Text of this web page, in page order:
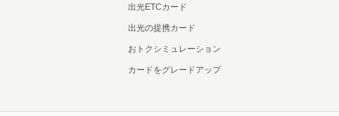
出光ETCカード
出光の提携カード
おトクシミュレーション
カードをグレードアップ